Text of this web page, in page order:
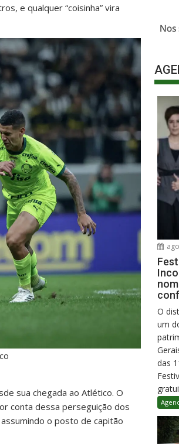
e qualquer “coisinha” vira
sua chegada ao Atlético. O
conta dessa perseguição dos
o posto de capitão
O
um
das